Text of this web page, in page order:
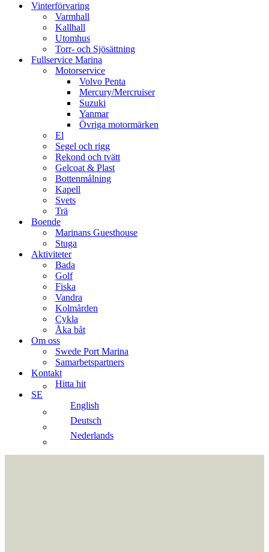
Vinterförvaring
Varmhall
Kallhall
Utomhus
Torr- och Sjösättning
Fullservice Marina
Motorservice
Volvo Penta
Mercury/Mercruiser
Suzuki
Yanmar
Övriga motormärken
El
Segel och rigg
Rekond och tvätt
Gelcoat & Plast
Bottenmålning
Kapell
Svets
Trä
Boende
Marinans Guesthouse
Stuga
Aktiviteter
Bada
Golf
Fiska
Vandra
Kolmården
Cykla
Åka båt
Om oss
Swede Port Marina
Samarbetspartners
Kontakt
Hitta hit
SE
English
Deutsch
Nederlands